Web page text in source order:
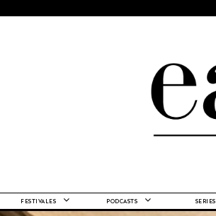
FESTIVALES PODCASTS SERIES